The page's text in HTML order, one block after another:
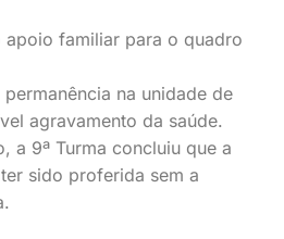
familiar para o quadro
na unidade de
agravamento da saúde.
a 9ª Turma concluiu que a
sido proferida sem a